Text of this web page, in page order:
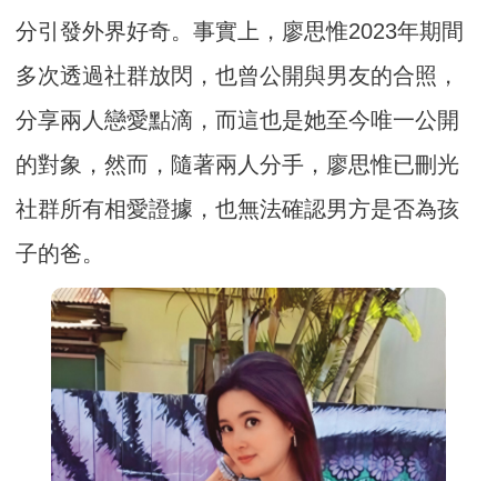
分引發外界好奇。事實上，廖思惟2023年期間
多次透過社群放閃，也曾公開與男友的合照，
分享兩人戀愛點滴，而這也是她至今唯一公開
的對象，然而，隨著兩人分手，廖思惟已刪光
社群所有相愛證據，也無法確認男方是否為孩
子的爸。